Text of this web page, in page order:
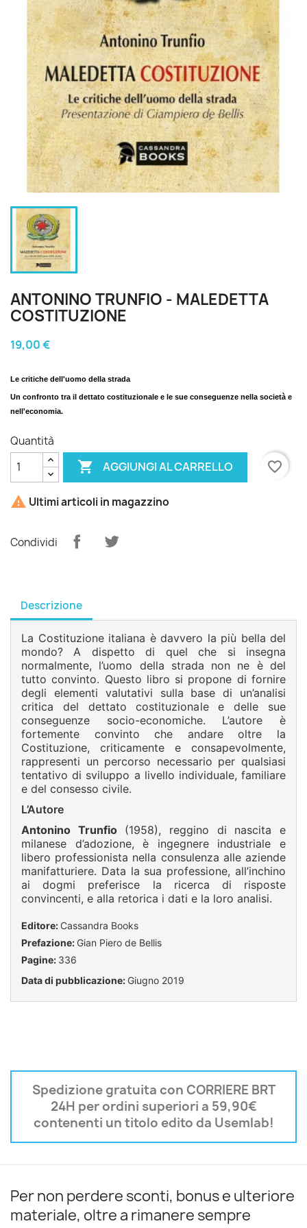
ANTONINO TRUNFIO - MALEDETTA
COSTITUZIONE
19,00 €
Le critiche dell'uomo della strada
Un confronto tra il dettato costituzionale e le sue conseguenze nella società e
nell'economia.
Quantità
 AGGIUNGI AL CARRELLO favorite_border
 Ultimi articoli in magazzino
Condividi
Descrizione
La Costituzione italiana è davvero la più bella del
mondo? A dispetto di quel che si insegna
normalmente, l’uomo della strada non ne è del
tutto convinto. Questo libro si propone di fornire
degli elementi valutativi sulla base di un’analisi
critica del dettato costituzionale e delle sue
conseguenze socio-economiche. L’autore è
fortemente convinto che andare oltre la
Costituzione, criticamente e consapevolmente,
rappresenti un percorso necessario per qualsiasi
tentativo di sviluppo a livello individuale, familiare
e del consesso civile.
L’Autore
Antonino Trunfio(1958), reggino di nascita e
milanese d’adozione, è ingegnere industriale e
libero professionista nella consulenza alle aziende
manifatturiere. Data la sua professione, all’inchino
ai dogmi preferisce la ricerca di risposte
convincenti, e alla retorica i dati e la loro analisi.
Editore: Cassandra Books
Prefazione: Gian Piero de Bellis
Pagine: 336
Data di pubblicazione: Giugno 2019
Spedizione gratuita con CORRIERE BRT
24H per ordini superiori a 59,90€
contenenti un titolo edito da Usemlab!
Per non perdere sconti, bonus e ulteriore
materiale, oltre a rimanere sempre